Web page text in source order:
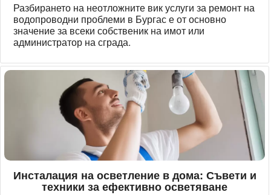
Разбирането на неотложните вик услуги за ремонт на
водопроводни проблеми в Бургас е от основно
значение за всеки собственик на имот или
администратор на сграда.
Инсталация на осветление в дома: Съвети и
техники за ефективно осветяване